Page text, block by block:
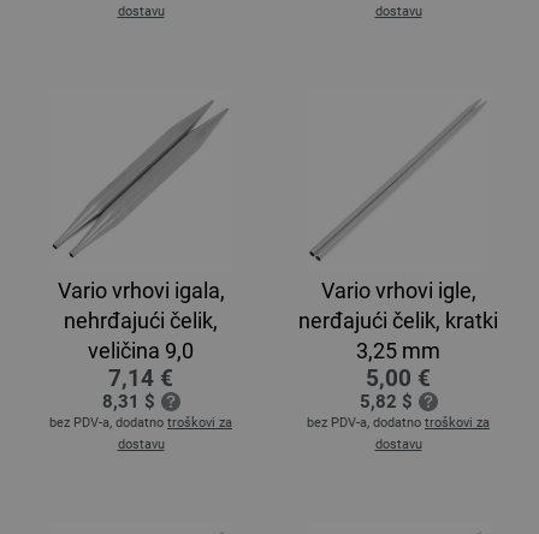
dostavu
dostavu
Vario vrhovi igala,
nehrđajući čelik,
veličina 9,0
7,14 €
8,31 $
bez PDV-a, dodatno troškovi za
dostavu
Vario vrhovi igle,
nerđajući čelik, kratki
3,25 mm
5,00 €
5,82 $
bez PDV-a, dodatno troškovi za
dostavu